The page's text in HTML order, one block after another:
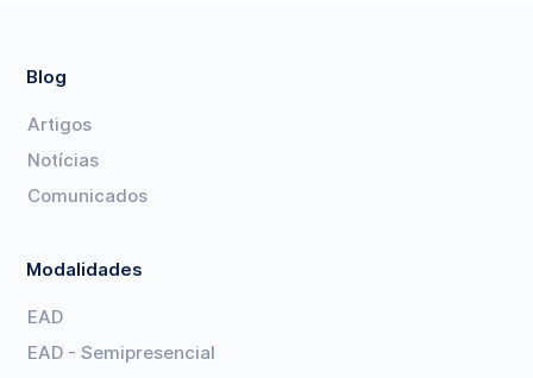
Blog
Artigos
Notícias
Comunicados
Modalidades
EAD
EAD - Semipresencial